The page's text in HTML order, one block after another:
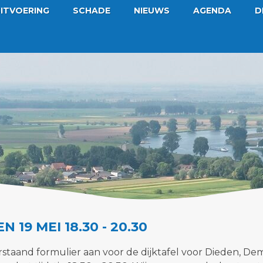
SCHADE NIEUWS AGENDA
19 MEI 18.30 - 20.30
formulier aan voor de dijktafel voor Dieden,